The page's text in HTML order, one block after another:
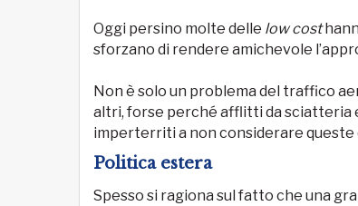
Oggi persino molte delle low cost
sforzano di rendere amichevole
Non è solo un problema del traffico
altri, forse perché afflitti da sciatteria
imperterriti a non considerare queste
Politica estera
Spesso si ragiona sul fatto che una